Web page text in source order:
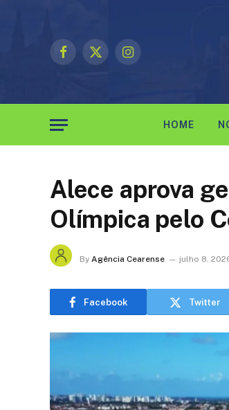
Facebook
X
Instagram
HOME
Alece aprova
Olímpica pelo
By Agência Cearense julho 8,
Facebook Twitter